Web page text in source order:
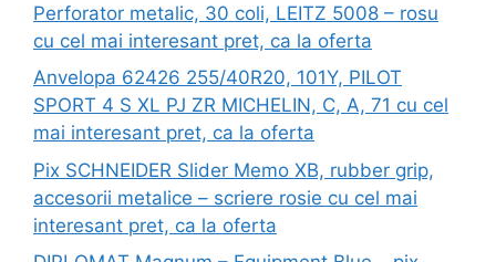
Perforator metalic, 30 coli, LEITZ 5008 – rosu
cu cel mai interesant pret, ca la oferta
Anvelopa 62426 255/40R20, 101Y, PILOT
SPORT 4 S XL PJ ZR MICHELIN, C, A, 71 cu cel
mai interesant pret, ca la oferta
Pix SCHNEIDER Slider Memo XB, rubber grip,
accesorii metalice – scriere rosie cu cel mai
interesant pret, ca la oferta